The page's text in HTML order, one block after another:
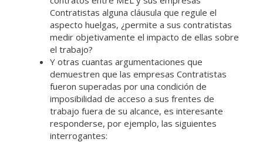
Contratistas alguna cláusula que regule el
aspecto huelgas, ¿permite a sus contratistas
medir objetivamente el impacto de ellas sobre
el trabajo?
Y otras cuantas argumentaciones que
demuestren que las empresas Contratistas
fueron superadas por una condición de
imposibilidad de acceso a sus frentes de
trabajo fuera de su alcance, es interesante
responderse, por ejemplo, las siguientes
interrogantes: